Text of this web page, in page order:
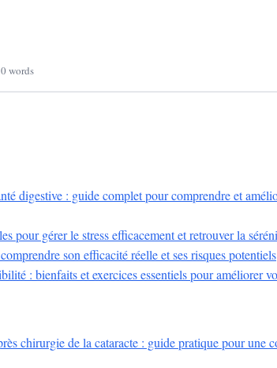
words
digestive : guide complet pour comprendre et
pour gérer le stress efficacement et retrouver la
son efficacité réelle et ses risques potentiels
: bienfaits et exercices essentiels pour améliorer
chirurgie de la cataracte : guide pratique pour une